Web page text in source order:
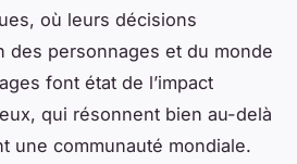
où leurs décisions
des personnages et du monde
font état de l’impact
qui résonnent bien au-delà
une communauté mondiale.